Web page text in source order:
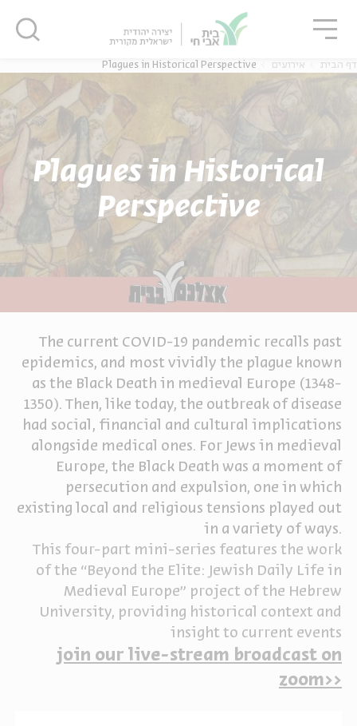
אנגלית
דף הבית אירועים Plagues in Historical Perspective
Plagues in Historical
Perspective
The current COVID-19 pandemic recalls past
epidemics, and most vividly the plague known
as the Black Death in medieval Europe (1348-
1350). Then, like today, the outbreak of disease
had social, financial and cultural implications
alongside medical ones. For Jews in medieval
Europe, the Black Death was a moment of
persecution and expulsion, one in which
existing local and religious tensions played out
in a variety of ways.
This four-part mini-series features the work
of the “Beyond the Elite: Jewish Daily Life in
Medieval Europe” project of the Hebrew
University, providing historical context and
insight to current events
join our live-stream broadcast on
zoom>>
סגור